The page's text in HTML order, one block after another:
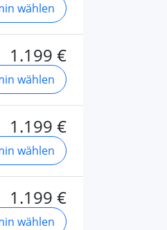
wählen
1.199 €
wählen
1.199 €
wählen
1.199 €
wählen